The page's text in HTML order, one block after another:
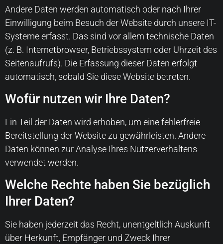
Andere Daten werden automatisch oder nach Ihrer
Einwilligung beim Besuch der Website durch unsere IT-
Systeme erfasst. Das sind vor allem technische Daten
(z. B. Internetbrowser, Betriebssystem oder Uhrzeit des
Seitenaufrufs). Die Erfassung dieser Daten erfolgt
automatisch, sobald Sie diese Website betreten.
Wofür nutzen wir Ihre Daten?
Ein Teil der Daten wird erhoben, um eine fehlerfreie
Bereitstellung der Website zu gewährleisten. Andere
Daten können zur Analyse Ihres Nutzerverhaltens
verwendet werden.
Welche Rechte haben Sie bezüglich
Ihrer Daten?
Sie haben jederzeit das Recht, unentgeltlich Auskunft
über Herkunft, Empfänger und Zweck Ihrer